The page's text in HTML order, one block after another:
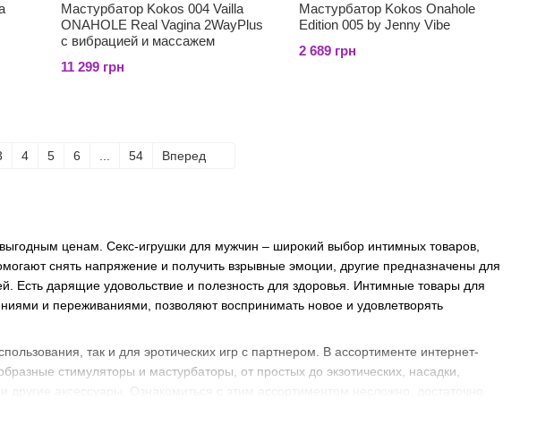
ценам. Секс-игрушки для мужчин – широкий выбор интимных товаров,
снять напряжение и получить взрывные эмоции, другие предназначены для
Есть дарящие удовольствие и полезность для здоровья. Интимные товары для
и переживаниями, позволяют воспринимать новое и удовлетворять
так и для эротических игр с партнером. В ассортименте интернет-
стимуляторы и мастурбаторы, от простых до экзотических, насадки,
аксессуары. Ознакомиться с этим ассортиментом несложно, достаточно
Мастурбатор Kokos 004 Vailla
ONAHOLE Real Vagina 2WayPlus
с вибрацией и массажем
11 299 грн
Мастурбатор Kokos Onahole
Edition 005 by Jenny Vibe
2 689 грн
4 5 6 54 Вперед